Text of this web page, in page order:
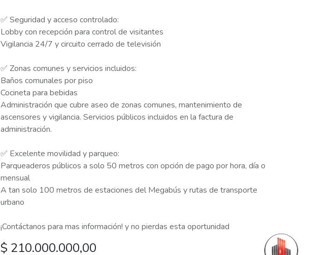
✅ Seguridad y acceso controlado:
Lobby con recepción para control de visitantes
Vigilancia 24/7 y circuito cerrado de televisión
✅ Zonas comunes y servicios incluidos:
Baños comunales por piso
Cocineta para bebidas
Administración que cubre aseo de zonas comunes, mantenimiento de
ascensores y vigilancia. Servicios públicos incluidos en la factura de
administración.
✅ Excelente movilidad y parqueo:
Parqueaderos públicos a solo 50 metros con opción de pago por hora, día o
mensual
A tan solo 100 metros de estaciones del Megabús y rutas de transporte
urbano
¡Contáctanos para mas información! y no pierdas esta oportunidad
$ 210.000.000,00